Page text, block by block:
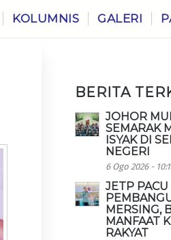
KOLUMNIS GALERI
BERITA
JOHOR
SEMARAK
ISYAK DI
NEGERI
6 Ogo 2026 -
JETP PACU
MERSING,
MANFAAT
RAKYAT